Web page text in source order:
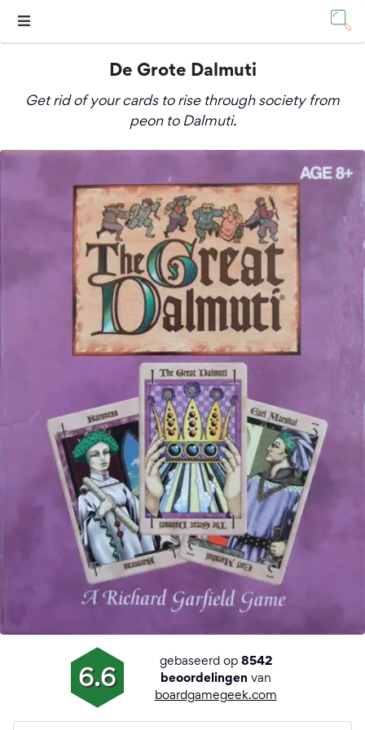
De Grote Dalmuti
Get rid of your cards to rise through society from
peon to Dalmuti.
6.6
gebaseerd op 8542
beoordelingen van
boardgamegeek.com